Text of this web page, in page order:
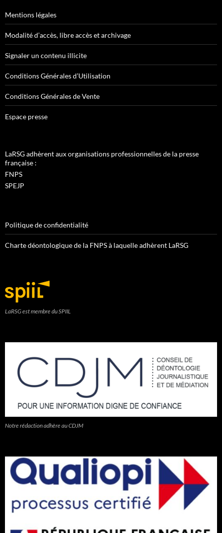
Mentions légales
Modalité d’accès, libre accès et archivage
Signaler un contenu illicite
Conditions Générales d’Utilisation
Conditions Générales de Vente
Espace presse
LaRSG adhèrent aux organisations professionnelles de la presse
française :
FNPS
SPEJP
Politique de confidentialité
Charte déontologique de la FNPS à laquelle adhèrent LaRSG
LaRSG est membre du SPIIL
Notre rédaction adhère au CDJM